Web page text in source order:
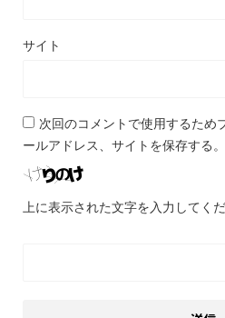
サイト
次回のコメントで使用するため
ールアドレス、サイトを保存する。
上に表示された文字を入力してくだ